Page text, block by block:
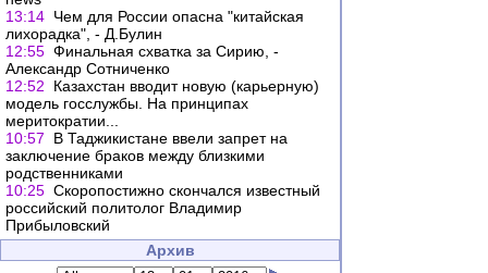
13:14 Чем для России опасна "китайская
лихорадка", - Д.Булин
12:55 Финальная схватка за Сирию, -
Александр Сотниченко
12:52
Казахстан вводит новую (карьерную)
модель госслужбы. На принципах
меритократии...
10:57
В Таджикистане ввели запрет на
заключение браков между близкими
родственниками
10:25 Скоропостижно скончался известный
российский политолог Владимир
Прибыловский
Архив